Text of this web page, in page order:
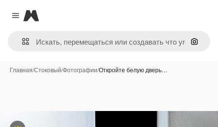
Close menu
Magnific
Поиск
Главная/Стоковый/Фотографии/Откройте белую дверь…